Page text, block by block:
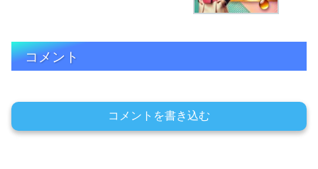
コメント
コメントを書き込む